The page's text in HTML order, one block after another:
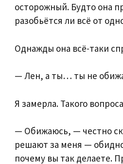
осторожный. Будто она
разобьётся ли всё от
Однажды она всё-таки
— Лен, а ты… ты не
Я замерла. Такого
— Обижаюсь, — честно
решают за меня —
почему вы так делаете.